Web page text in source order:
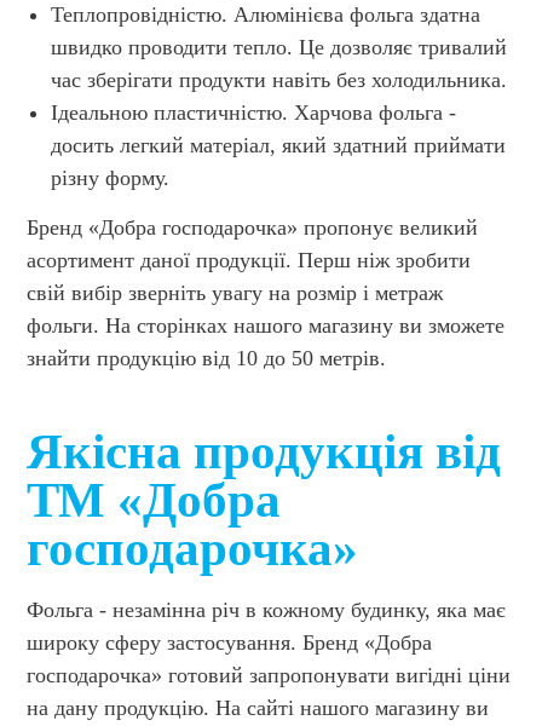
Теплопровідністю. Алюмінієва фольга здатна
швидко проводити тепло. Це дозволяє тривалий
час зберігати продукти навіть без холодильника.
Ідеальною пластичністю. Харчова фольга -
досить легкий матеріал, який здатний приймати
різну форму.
Бренд «Добра господарочка» пропонує великий
асортимент даної продукції. Перш ніж зробити
свій вибір зверніть увагу на розмір і метраж
фольги. На сторінках нашого магазину ви зможете
знайти продукцію від 10 до 50 метрів.
Якісна продукція від
ТМ «Добра
господарочка»
Фольга - незамінна річ в кожному будинку, яка має
широку сферу застосування. Бренд «Добра
господарочка» готовий запропонувати вигідні ціни
на дану продукцію. На сайті нашого магазину ви